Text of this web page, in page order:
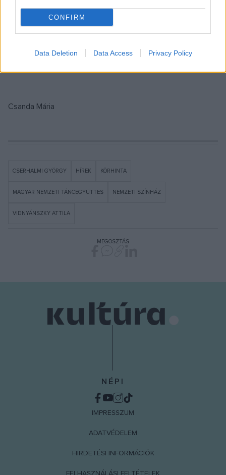
CONFIRM
Data Deletion Data Access Privacy Policy
végén ? csigázta fel az érdeklődést a rendező Vidnyánszky
Attila befejezésül, amiről többet természetesen nem árult
el, az előadás nézői lehetnek a meglepetés részesei.
Csanda Mária
CSERHALMI GYÖRGY HÍREK KÖRHINTA
MAGYAR NEMZETI TÁNCEGYÜTTES NEMZETI SZÍNHÁZ
VIDNYÁNSZKY ATTILA
MEGOSZTÁS
NÉPI
IMPRESSZUM
ADATVÉDELEM
HIRDETÉSI INFORMÁCIÓK
FELHASZNÁLÁSI FELTÉTELEK